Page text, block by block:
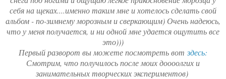
себя на щеках....именно таким мне и хотелось сделать свой
альбом - по-зимнему морозным и сверкающим) Очень надеюсь,
что у меня получается, и ни одной мне удается ощутить все
это)))
Первый разворот вы можете посмотреть вот здесь:
Смотрим, что получилось после моих доооолгих и
занимательных творческих экспериментов)